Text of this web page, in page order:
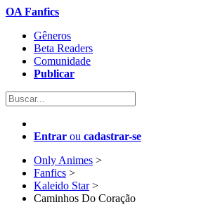
OA Fanfics
Gêneros
Beta Readers
Comunidade
Publicar
Entrar ou cadastrar-se
Only Animes >
Fanfics >
Kaleido Star>
Caminhos Do Coração